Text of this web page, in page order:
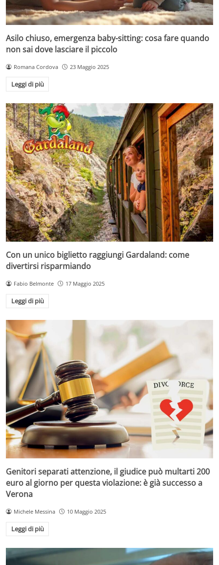
Asilo chiuso, emergenza baby-sitting: cosa fare quando
non sai dove lasciare il piccolo
Romana Cordova 23 Maggio 2025
Leggi di più
Con un unico biglietto raggiungi Gardaland: come
divertirsi risparmiando
Fabio Belmonte 17 Maggio 2025
Leggi di più
Genitori separati attenzione, il giudice può multarti 200
euro al giorno per questa violazione: è già successo a
Verona
Michele Messina 10 Maggio 2025
Leggi di più